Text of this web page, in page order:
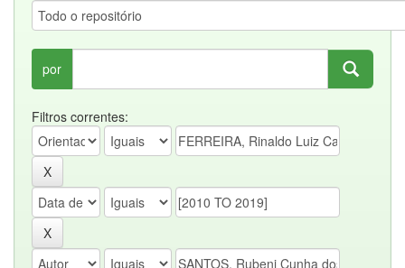
por
Filtros correntes: